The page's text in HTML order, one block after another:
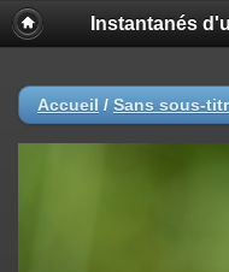
Instantanés
Accueil / Sans sous-